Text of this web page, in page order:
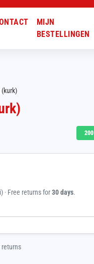
MIJN
BESTELLINGEN
200
· Free returns for30 days.
returns